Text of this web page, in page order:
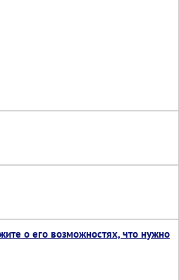
о его возможностях, что нужно